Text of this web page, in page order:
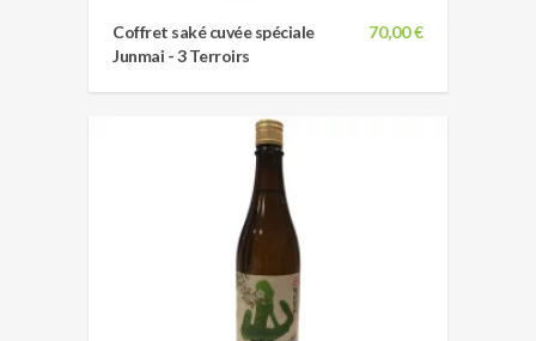
70,00 €
Coffret saké cuvée spéciale
Junmai - 3 Terroirs